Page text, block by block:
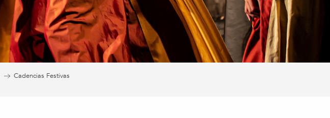
Cadencias Festivas